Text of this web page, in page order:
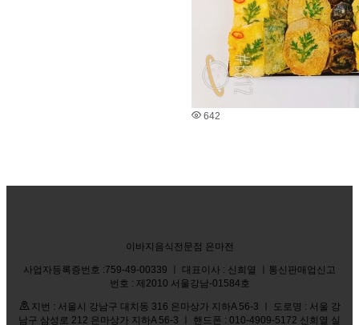
642
이바지음식전문점 은마전
사업자등록증번호 :759-49-00339 ㅣ 대표이사 : 신희열 ㅣ통신판매업신고
번호 : 제2010 서울강남-01584호
지번 : 서울시 강남구 대치동 316 은마상가 지하A 56-3 ㅣ 도로명 : 서울 강
남구 삼성로 212 은마상가 지하A 56-3 ㅣ 핸드폰 : 010-4909-5172 신희열 실